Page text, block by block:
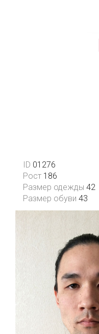
ID 01276
Рост 186
Размер одежды 42
Размер обуви 43